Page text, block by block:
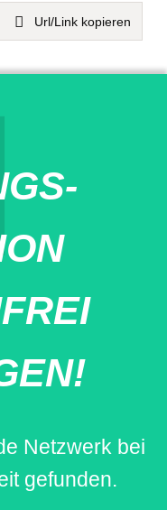
Url/Link kopieren
Netzwerk bei
gefunden.